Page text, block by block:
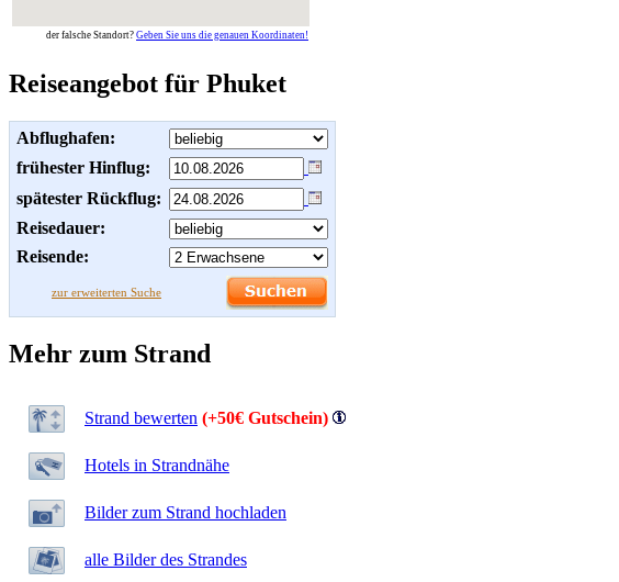
der falsche Standort? Geben Sie uns die genauen Koordinaten!
Reiseangebot für Phuket
Abflughafen:
frühester Hinflug:
spätester Rückflug:
Reisedauer:
Reisende:
zur erweiterten Suche
Mehr zum Strand
Strand bewerten (+50€ Gutschein)
Hotels in Strandnähe
Bilder zum Strand hochladen
alle Bilder des Strandes